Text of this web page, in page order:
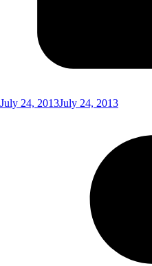
July 24, 2013July 24, 2013